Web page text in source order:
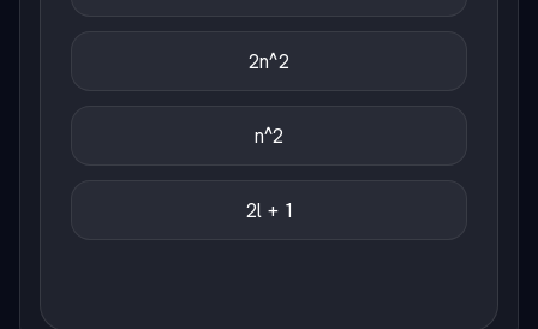
2n^2
n^2
2l + 1